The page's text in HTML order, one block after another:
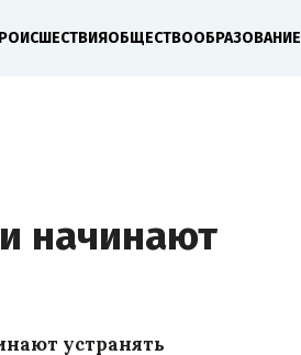
ОБЩЕСТВООБРАЗОВАНИЕ
начинают
устранять